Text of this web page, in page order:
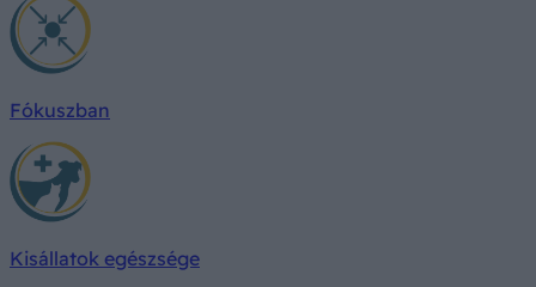
Fókuszban
Kisállatok egészsége